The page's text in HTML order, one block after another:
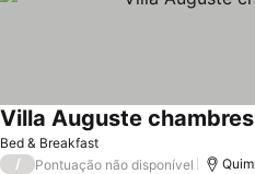
Bed & Breakfast
Villa Auguste
/ Pontuação não disponível